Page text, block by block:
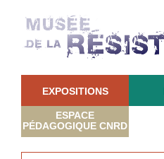
EXPOSITIONS
ESPACE
PÉDAGOGIQUE CNRD